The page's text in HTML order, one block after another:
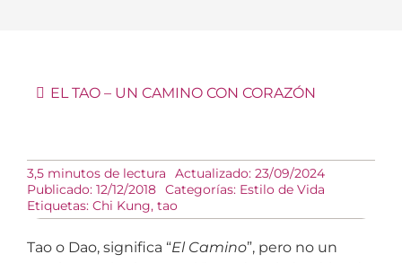
EL TAO – UN CAMINO CON CORAZÓN
3,5 minutos de lectura
Actualizado: 23/09/2024
Publicado: 12/12/2018 Categorías: Estilo de Vida
Etiquetas: Chi Kung, tao
Tao o Dao, significa “El Camino”, pero no un